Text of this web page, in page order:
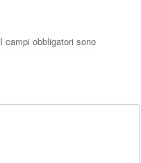
I campi obbligatori sono